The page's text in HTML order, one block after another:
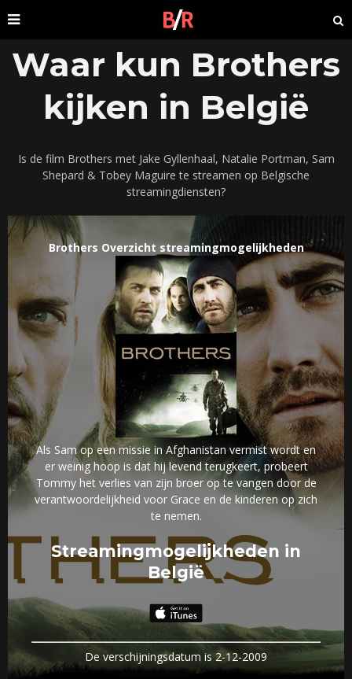
Waar kun Brothers
kijken in België
Is de film Brothers met Jake Gyllenhaal, Natalie Portman, Sam
Shepard & Tobey Maguire te streamen op Belgische
streamingdiensten?
Brothers Overzicht streamingmogelijkheden
Als Sam op een missie in Afghanistan vermist wordt en
er weinig hoop is dat hij levend terugkeert, probeert
Tommy het verlies van zijn broer op te vangen door de
verantwoordelijkheid voor Grace en de kinderen op zich
te nemen.
Streamingmogelijkheden in
België
De verschijningsdatum is 2-12-2009